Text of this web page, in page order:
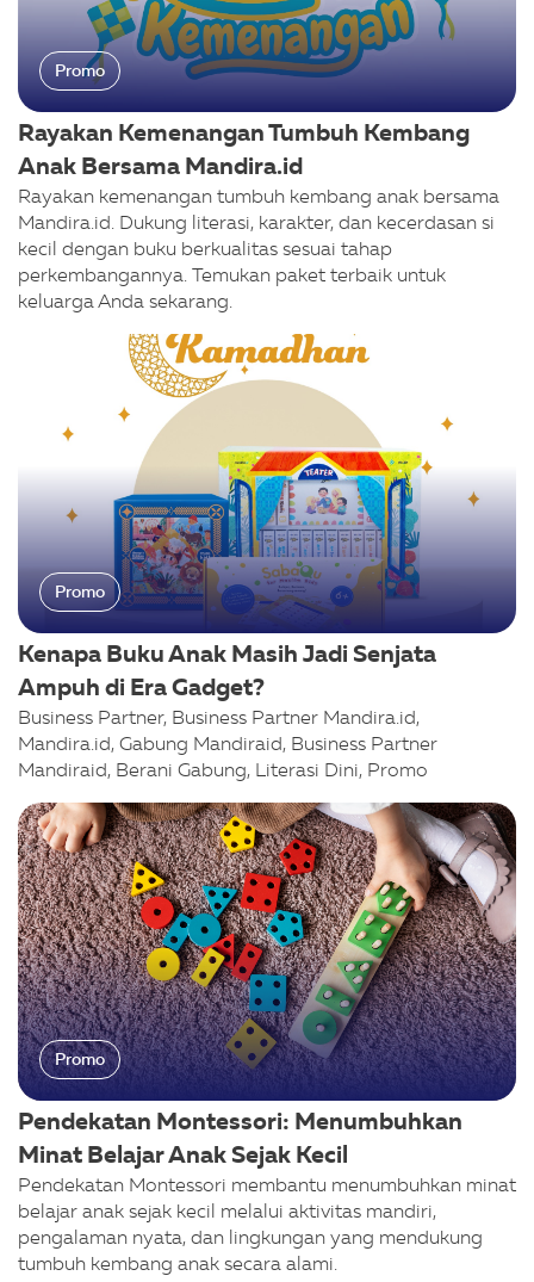
Promo
Rayakan Kemenangan Tumbuh Kembang
Anak Bersama Mandira.id
Rayakan kemenangan tumbuh kembang anak bersama
Mandira.id. Dukung literasi, karakter, dan kecerdasan si
kecil dengan buku berkualitas sesuai tahap
perkembangannya. Temukan paket terbaik untuk
keluarga Anda sekarang.
Promo
Kenapa Buku Anak Masih Jadi Senjata
Ampuh di Era Gadget?
Business Partner, Business Partner Mandira.id,
Mandira.id, Gabung Mandiraid, Business Partner
Mandiraid, Berani Gabung, Literasi Dini, Promo
Promo
Pendekatan Montessori: Menumbuhkan
Minat Belajar Anak Sejak Kecil
Pendekatan Montessori membantu menumbuhkan minat
belajar anak sejak kecil melalui aktivitas mandiri,
pengalaman nyata, dan lingkungan yang mendukung
tumbuh kembang anak secara alami.